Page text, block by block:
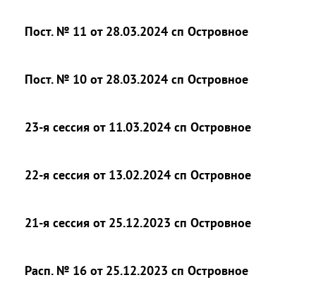
Пост. № 11 от 28.03.2024 сп Островное
Пост. № 10 от 28.03.2024 сп Островное
23-я сессия от 11.03.2024 сп Островное
22-я сессия от 13.02.2024 сп Островное
21-я сессия от 25.12.2023 сп Островное
Расп. № 16 от 25.12.2023 сп Островное